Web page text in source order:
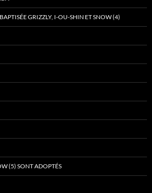
GRIZZLY, I-OU-SHIN ET SNOW (4)
(5) SONT ADOPTÉS